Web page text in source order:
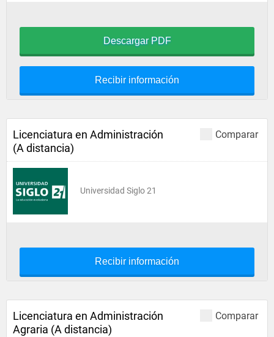
Descargar PDF
Recibir información
Comparar
Licenciatura en Administración
(A distancia)
Universidad Siglo 21
Recibir información
Comparar
Licenciatura en Administración
Agraria (A distancia)